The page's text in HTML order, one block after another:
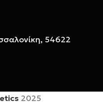
54622
2025